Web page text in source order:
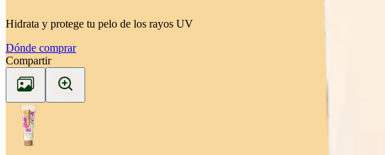
Hidrata y protege tu pelo de los rayos UV
Dónde comprar
Compartir